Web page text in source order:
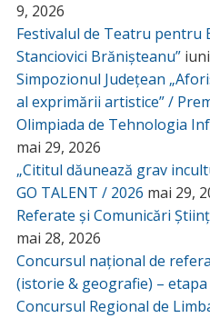
9, 2026
Festivalul de Teatru pentru
Stanciovici Brănișteanu”
Simpozionul Județean
al exprimării artistice” /
Olimpiada de Tehnologia
mai 29, 2026
„Cititul dăunează grav
GO TALENT / 2026 mai 29,
Referate și Comunicări
mai 28, 2026
Concursul național de
(istorie & geografie) –
Concursul Regional de